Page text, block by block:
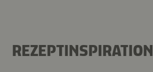
REZEPTINSPIRATION